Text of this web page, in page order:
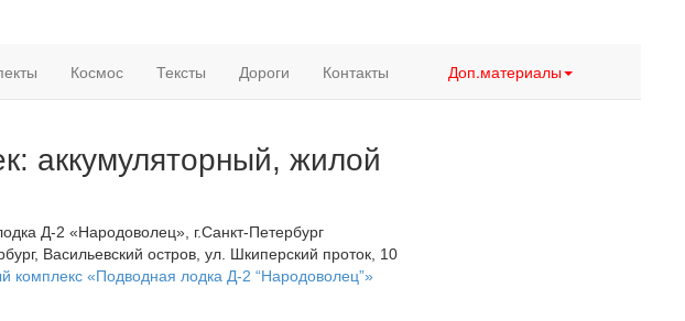
Космос Тексты Дороги Контакты Доп.материалы
аккумуляторный, жилой
Д-2 «Народоволец», г.Санкт-Петербург
Васильевский остров, ул. Шкиперский проток, 10
комплекс «Подводная лодка Д-2 “Народоволец”»